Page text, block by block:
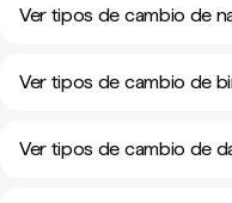
Ver tipos de cambio de
Ver tipos de cambio de
Ver tipos de cambio de